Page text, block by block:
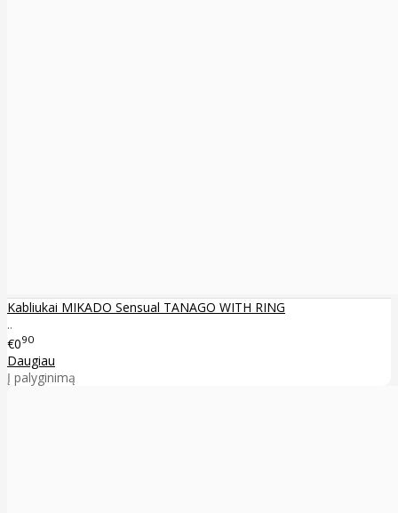
Kabliukai MIKADO Sensual TANAGO WITH RING
..
€090
Daugiau
Į palyginimą